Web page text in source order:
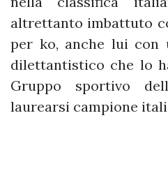
altrettanto imbattuto
per ko, anche lui con
dilettantistico che lo
Gruppo sportivo
laurearsi campione